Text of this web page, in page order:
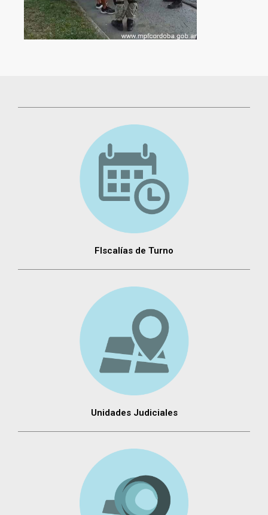
FIscalías de Turno
Unidades Judiciales